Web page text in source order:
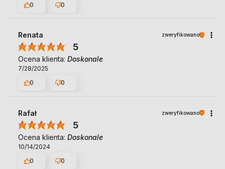
0
0
Renata zweryfikowano
5
Ocena klienta: Doskonale
7/28/2025
0
0
Rafał zweryfikowano
5
Ocena klienta: Doskonale
10/14/2024
0
0